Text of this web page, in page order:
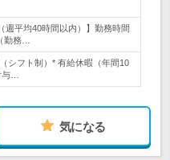
週平均40時間以内）】勤務時間
勤務…
シフト制）* 有給休暇（年間10
…
気になる